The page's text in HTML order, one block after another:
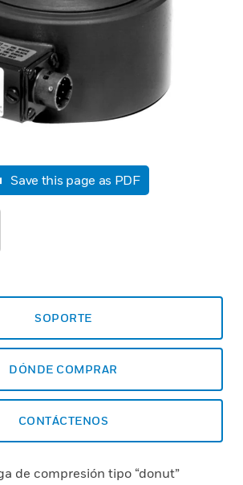
Save this page as PDF
SOPORTE
DÓNDE COMPRAR
CONTÁCTENOS
de compresión tipo “donut”